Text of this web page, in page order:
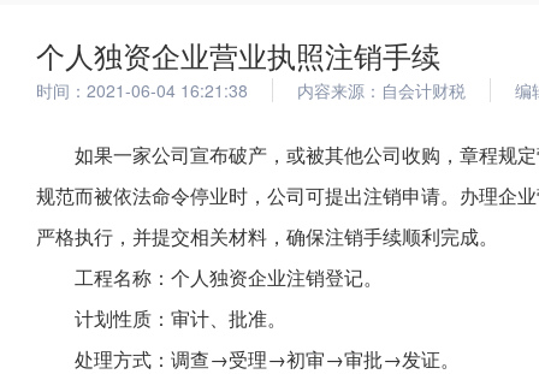
个人独资企业营业执照注销手续
时间：2021-06-04 16:21:38 内容来源：自会计财税 编
如果一家公司宣布破产，或被其他公司收购，章程规
规范而被依法命令停业时，公司可提出注销申请。办理企
严格执行，并提交相关材料，确保注销手续顺利完成。
工程名称：个人独资企业注销登记。
计划性质：审计、批准。
处理方式：调查→受理→初审→审批→发证。